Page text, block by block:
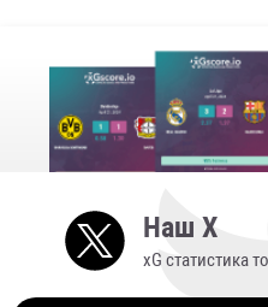
Наш X
xG статистика